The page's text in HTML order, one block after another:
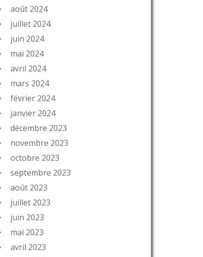
août 2024
juillet 2024
juin 2024
mai 2024
avril 2024
mars 2024
février 2024
janvier 2024
décembre 2023
novembre 2023
octobre 2023
septembre 2023
août 2023
juillet 2023
juin 2023
mai 2023
avril 2023